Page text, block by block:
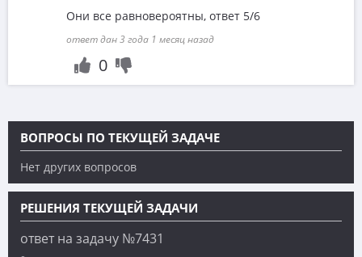
Они все равновероятны, ответ 5/6
ответ дан 3 года 1 месяц назад
0
ВОПРОСЫ ПО ТЕКУЩЕЙ ЗАДАЧЕ
Нет других вопросов
РЕШЕНИЯ ТЕКУЩЕЙ ЗАДАЧИ
ответ на задачу №7431